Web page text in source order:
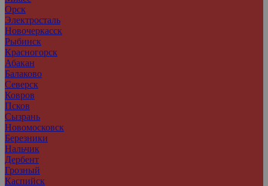
Орск
Электросталь
Новочеркасск
Рыбинск
Красногорск
Абакан
Балаково
Северск
Ковров
Псков
Сызрань
Новомосковск
Березники
Нальчик
Дербент
Грозный
Каспийск